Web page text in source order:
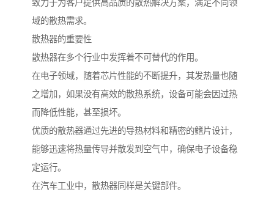
致力于为客户提供高品质的散热解决方案，满足不同领
域的散热需求。
散热器的重要性
散热器在多个行业中发挥着不可替代的作用。
在电子领域，随着芯片性能的不断提升，其发热量也随
之增加，如果没有高效的散热系统，设备可能会因过热
而降低性能，甚至损坏。
优质的散热器通过先进的导热材料和精密的鳍片设计，
能够迅速将热量传导并散发到空气中，确保电子设备稳
定运行。
在汽车工业中，散热器同样是关键部件。